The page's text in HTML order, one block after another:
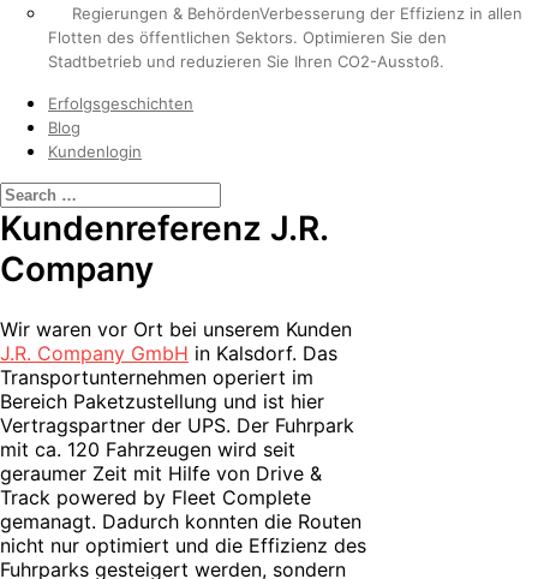
Regierungen & BehördenVerbesserung der Effizienz in allen
Flotten des öffentlichen Sektors. Optimieren Sie den
Stadtbetrieb und reduzieren Sie Ihren CO2-Ausstoß.
Erfolgsgeschichten
Blog
Kundenlogin
Kundenreferenz J.R.
Company
Wir waren vor Ort bei unserem Kunden
J.R. Company GmbH in Kalsdorf. Das
Transportunternehmen operiert im
Bereich Paketzustellung und ist hier
Vertragspartner der UPS. Der Fuhrpark
mit ca. 120 Fahrzeugen wird seit
geraumer Zeit mit Hilfe von Drive &
Track powered by Fleet Complete
gemanagt. Dadurch konnten die Routen
nicht nur optimiert und die Effizienz des
Fuhrparks gesteigert werden, sondern